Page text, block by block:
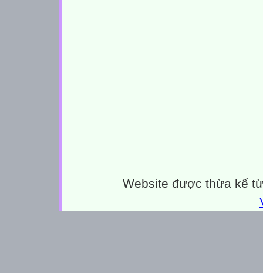
Website được thừa kế